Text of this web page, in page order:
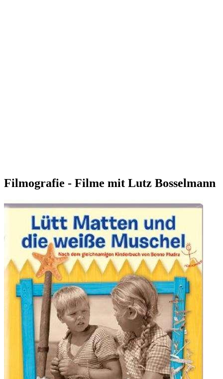
Filmografie - Filme mit Lutz Bosselmann